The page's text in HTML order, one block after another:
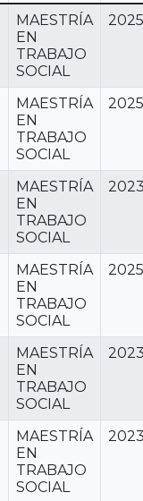
MAESTRÍA
EN
TRABAJO
SOCIAL
2025
MAESTRÍA
EN
TRABAJO
SOCIAL
2025
MAESTRÍA
EN
TRABAJO
SOCIAL
MAESTRÍA
EN
TRABAJO
SOCIAL
2025
MAESTRÍA
EN
TRABAJO
SOCIAL
MAESTRÍA
EN
TRABAJO
SOCIAL